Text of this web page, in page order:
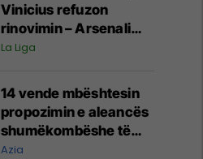
Vinicius refuzon
rinovimin – Arsenali
gati ofertën 140
La Liga
14 vende mbështesin
propozimin e aleancës
shumëkombëshe të
mbrojtjes detare të
Azia